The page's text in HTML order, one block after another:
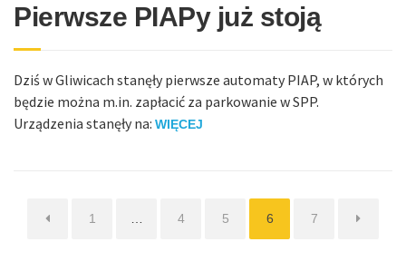
Pierwsze PIAPy już stoją
Dziś w Gliwicach stanęły pierwsze automaty PIAP, w których
będzie można m.in. zapłacić za parkowanie w SPP.
Urządzenia stanęły na: WIĘCEJ
Strona
1 … Strona
4 Strona
5 Strona
6 Strona
7